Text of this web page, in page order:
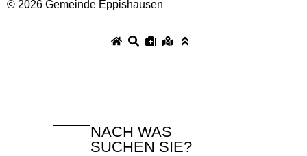
© 2026 Gemeinde Eppishausen
NACH WAS
SUCHEN SIE?